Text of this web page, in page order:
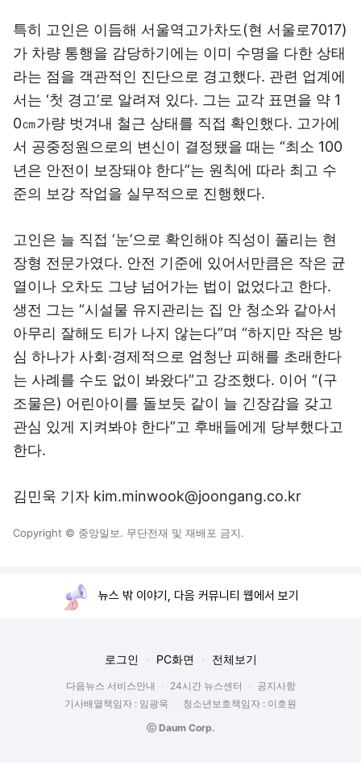
특히 고인은 이듬해 서울역고가차도(현 서울로7017)
가 차량 통행을 감당하기에는 이미 수명을 다한 상태
라는 점을 객관적인 진단으로 경고했다. 관련 업계에
서는 ‘첫 경고’로 알려져 있다. 그는 교각 표면을 약 1
0㎝가량 벗겨내 철근 상태를 직접 확인했다. 고가에
서 공중정원으로의 변신이 결정됐을 때는 “최소 100
년은 안전이 보장돼야 한다”는 원칙에 따라 최고 수
준의 보강 작업을 실무적으로 진행했다.
고인은 늘 직접 ‘눈’으로 확인해야 직성이 풀리는 현
장형 전문가였다. 안전 기준에 있어서만큼은 작은 균
열이나 오차도 그냥 넘어가는 법이 없었다고 한다.
생전 그는 “시설물 유지관리는 집 안 청소와 같아서
아무리 잘해도 티가 나지 않는다”며 “하지만 작은 방
심 하나가 사회·경제적으로 엄청난 피해를 초래한다
는 사례를 수도 없이 봐왔다”고 강조했다. 이어 “(구
조물은) 어린아이를 돌보듯 같이 늘 긴장감을 갖고
관심 있게 지켜봐야 한다”고 후배들에게 당부했다고
한다.
김민욱 기자 kim.minwook@joongang.co.kr
Copyright © 중앙일보. 무단전재 및 재배포 금지.
뉴스 밖 이야기, 다음 커뮤니티 웹에서 보기
로그인 PC화면 전체보기
다음뉴스 서비스안내 24시간 뉴스센터
공지사항
기사배열책임자 : 임광욱
청소년보호책임자 : 이호원
ⓒ Daum Corp.